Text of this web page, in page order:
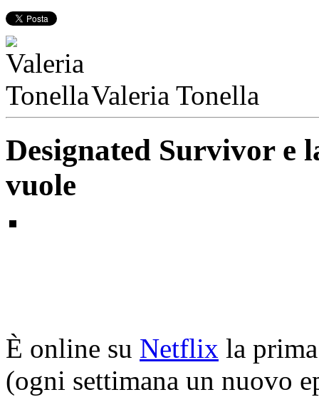
Valeria Tonella
Designated Survivor e
vuole
È online su Netflix la
(ogni settimana un nuovo